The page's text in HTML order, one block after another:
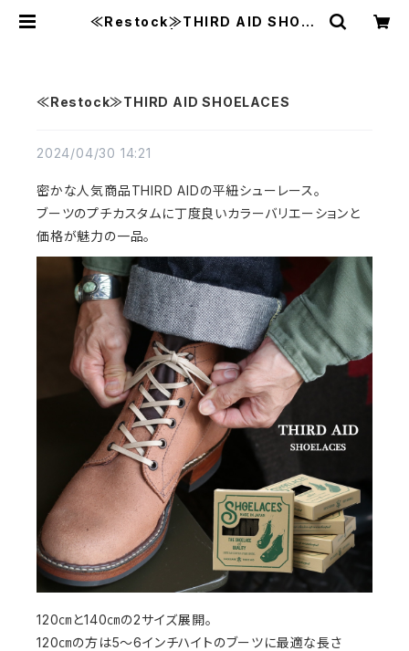
≪Restock≫THIRD AID SHOEL
≪Restock≫THIRD AID SHOELACES
2024/04/30 14:21
密かな人気商品THIRD AIDの平紐シューレース。
ブーツのプチカスタムに丁度良いカラーバリエーションと
価格が魅力の一品。
120㎝と140㎝の2サイズ展開。
120㎝の方は5～6インチハイトのブーツに最適な長さ